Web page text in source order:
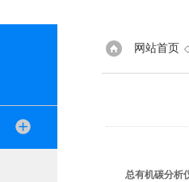
网站首页
总有机碳分析